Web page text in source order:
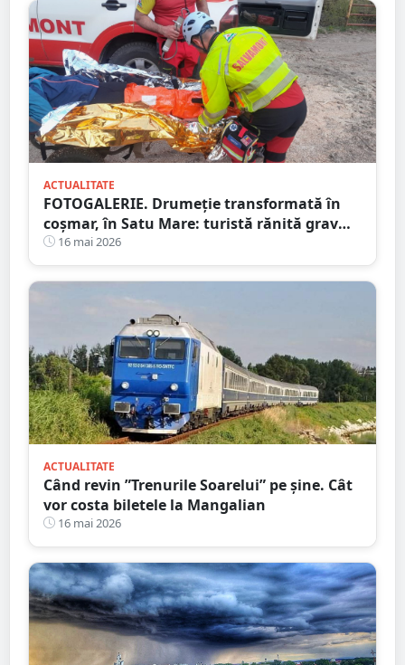
ACTUALITATE
FOTOGALERIE. Drumeție transformată în
coșmar, în Satu Mare: turistă rănită grav
după ce a alergat pe un traseu acoperit cu
frunze
16 mai 2026
ACTUALITATE
Când revin ”Trenurile Soarelui” pe şine. Cât
vor costa biletele la Mangalian
16 mai 2026